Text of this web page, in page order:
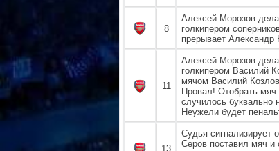
8
Алексей Морозов
голкипером
прерывает Александр
11
Алексей Морозов
голкипером Василий
мячом Василий
Провал! Отобрать
случилось
Неужели будет
13
Судья сигнализирует
Серов поставил мяч и